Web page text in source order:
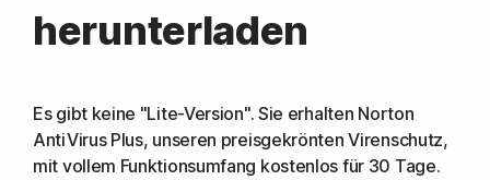
Deutschland
herunterladen
Es gibt keine "Lite-Version". Sie erhalten Norton
AntiVirus Plus, unseren preisgekrönten Virenschutz,
mit vollem Funktionsumfang kostenlos für 30 Tage.